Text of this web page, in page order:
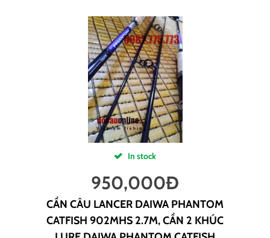
In stock
950,000Đ
CẦN CÂU LANCER DAIWA PHANTOM
CATFISH 902MHS 2.7M, CẦN 2 KHÚC